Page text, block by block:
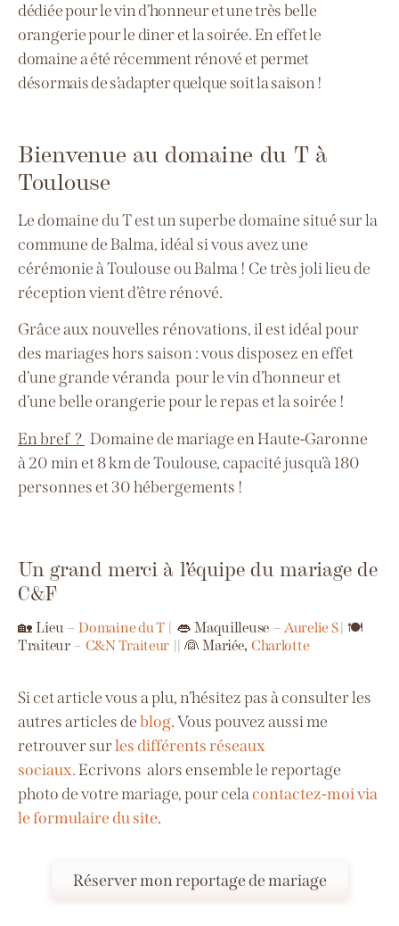
dédiée pour le vin d’honneur et une très belle
orangerie pour le diner et la soirée. En effet le
domaine a été récemment rénové et permet
désormais de s’adapter quelque soit la saison !
Bienvenue au domaine du T à
Toulouse
Le domaine du T est un superbe domaine situé sur la
commune de Balma, idéal si vous avez une
cérémonie à Toulouse ou Balma ! Ce très joli lieu de
réception vient d’être rénové.
Grâce aux nouvelles rénovations, il est idéal pour
des mariages hors saison : vous disposez en effet
d’une grande véranda pour le vin d’honneur et
d’une belle orangerie pour le repas et la soirée !
En bref ? Domaine de mariage en Haute-Garonne
à20 min et 8 km de Toulouse, capacité jusqu’à 180
personneset 30 hébergements !
Un grand merci à l’équipe du mariage de
C&F
🏡 Lieu – Domaine du T | 👄 Maquilleuse – Aurelie S| 🍽️
Traiteur – C&N Traiteur || 👰 Mariée, Charlotte
Si cet article vous a plu, n’hésitez pas à consulter les
autres articles deblog. Vous pouvez aussi me
retrouver surles différents réseaux
sociaux. Ecrivons alors ensemble le reportage
photo de votre mariage, pour celacontactez-moi via
le formulaire du site.
Réserver mon reportage de mariage